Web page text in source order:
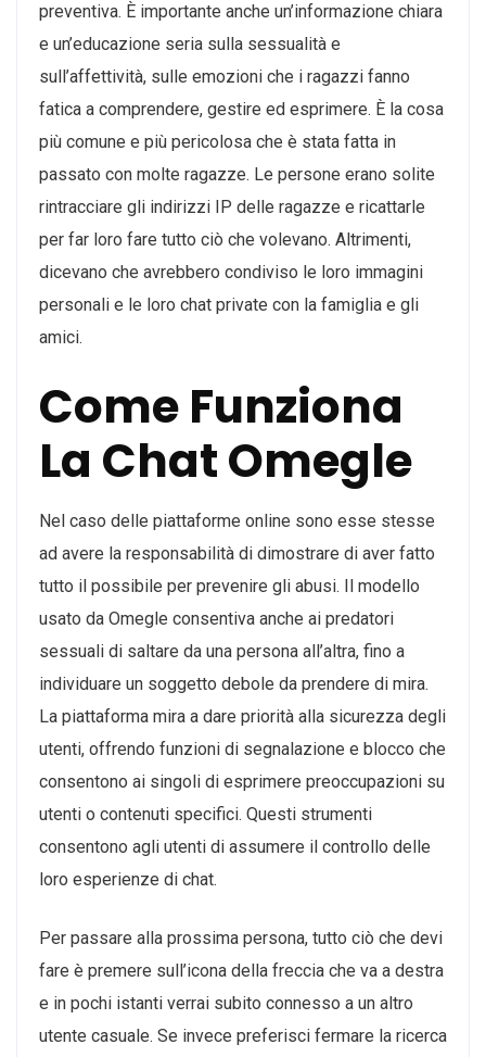
preventiva. È importante anche un’informazione chiara
e un’educazione seria sulla sessualità e
sull’affettività, sulle emozioni che i ragazzi fanno
fatica a comprendere, gestire ed esprimere. È la cosa
più comune e più pericolosa che è stata fatta in
passato con molte ragazze. Le persone erano solite
rintracciare gli indirizzi IP delle ragazze e ricattarle
per far loro fare tutto ciò che volevano. Altrimenti,
dicevano che avrebbero condiviso le loro immagini
personali e le loro chat private con la famiglia e gli
amici.
Come Funziona
La Chat Omegle
Nel caso delle piattaforme online sono esse stesse
ad avere la responsabilità di dimostrare di aver fatto
tutto il possibile per prevenire gli abusi. Il modello
usato da Omegle consentiva anche ai predatori
sessuali di saltare da una persona all’altra, fino a
individuare un soggetto debole da prendere di mira.
La piattaforma mira a dare priorità alla sicurezza degli
utenti, offrendo funzioni di segnalazione e blocco che
consentono ai singoli di esprimere preoccupazioni su
utenti o contenuti specifici. Questi strumenti
consentono agli utenti di assumere il controllo delle
loro esperienze di chat.
Per passare alla prossima persona, tutto ciò che devi
fare è premere sull’icona della freccia che va a destra
e in pochi istanti verrai subito connesso a un altro
utente casuale. Se invece preferisci fermare la ricerca